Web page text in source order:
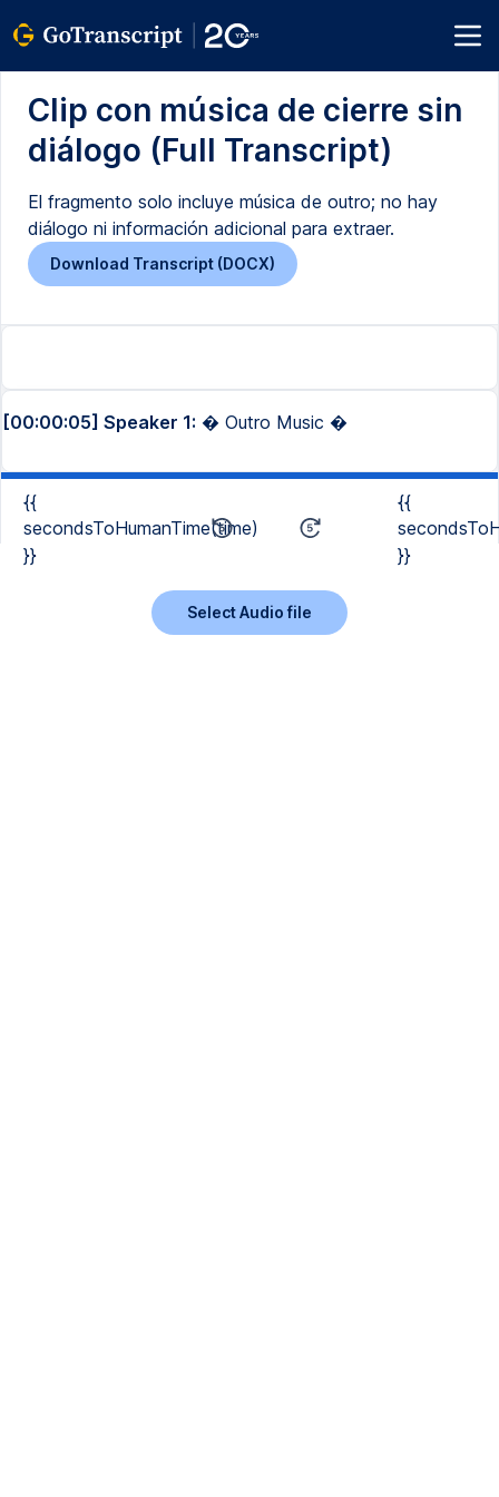
Clip con música de cierre sin
diálogo (Full Transcript)
El fragmento solo incluye música de outro; no hay
diálogo ni información adicional para extraer.
Download Transcript (DOCX)
[00:00:05] Speaker 1: � Outro Music �
{{
secondsToHumanTime(time)
}}
{{
}}
Select Audio file